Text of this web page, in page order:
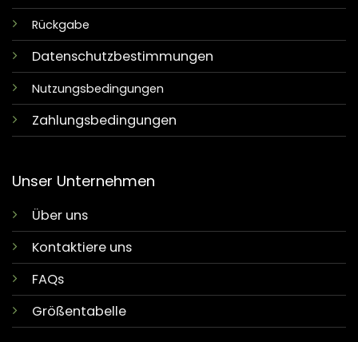
Rückgabe
Datenschutzbestimmungen
Nutzungsbedingungen
Zahlungsbedingungen
Unser Unternehmen
Über uns
Kontaktiere uns
FAQs
Größentabelle